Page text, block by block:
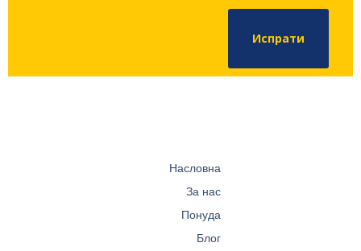
Испрати
Насловна
За нас
Понуда
Блог